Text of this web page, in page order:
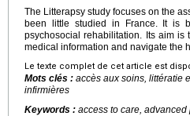
The Litterapsy study focuses on the
been little studied in France. It is
psychosocial rehabilitation. Its aim
medical information and navigate the
Le texte complet de cet article est
Mots clés : accès aux soins, littératie
infirmières
Keywords : access to care,